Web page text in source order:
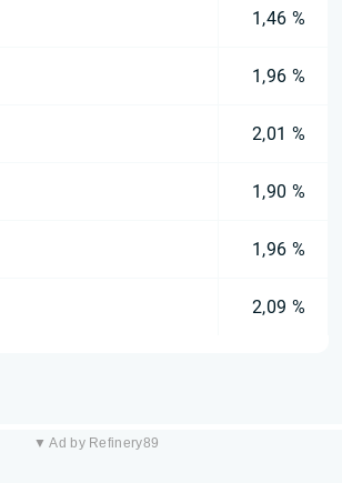
1,46 %
1,96 %
2,01 %
1,90 %
1,96 %
2,09 %
▼ Ad by Refinery89